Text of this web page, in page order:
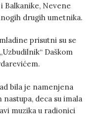
Balkanike, Nevene
drugih umetnika.
prisutni su se
Daškom
bila je namenjena
deca su imala
muzika u radionici